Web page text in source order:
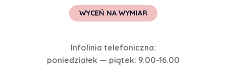
WYCEŃ NA WYMIAR
Infolinia telefoniczna:
poniedziałek — piątek: 9.00-16.00